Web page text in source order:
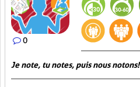
0
Je note, tu notes, puis nous notons!